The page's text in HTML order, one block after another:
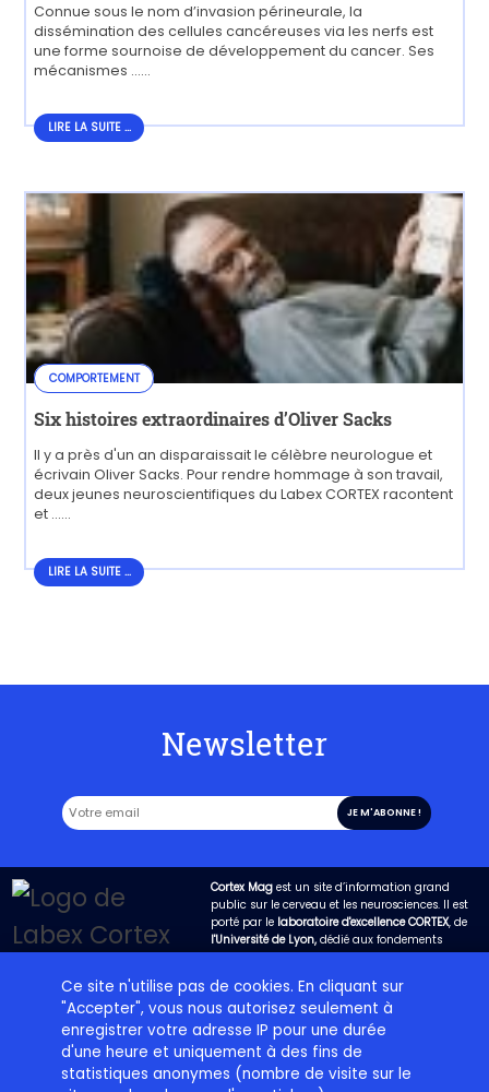
Ce site n'utilise pas de cookies. En cliquant sur
"Accepter", vous nous autorisez seulement à
enregistrer votre adresse IP pour une durée
d'une heure et uniquement à des fins de
statistiques anonymes (nombre de visite sur le
Connue sous le nom d’invasion périneurale, la
dissémination des cellules cancéreuses via les nerfs est
une forme sournoise de développement du cancer. Ses
mécanismes ......
LIRE LA SUITE ...
COMPORTEMENT
Six histoires extraordinaires d’Oliver Sacks
Il y a près d'un an disparaissait le célèbre neurologue et
écrivain Oliver Sacks. Pour rendre hommage à son travail,
deux jeunes neuroscientifiques du Labex CORTEX racontent
et ......
LIRE LA SUITE ...
Newsletter
Cortex Magest un site d’information grand
public sur le cerveau et les neurosciences. Il est
porté par le laboratoire d'excellence CORTEX, de
l'Université de Lyon,dédié aux fondements
biologiques de la cognition. Son objectif est
les avancées de la science dans ce domaine et
de permettre qu’un dialogue fructueux s’engage
entre les chercheurs et la société.